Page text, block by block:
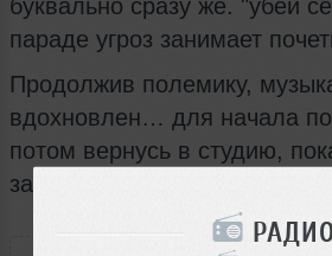
буквально сразу же. "убей
параде угроз занимает
Продолжив полемику,
вдохновлен… для начала
потом вернусь в студию,
запишу, как кричит утка.